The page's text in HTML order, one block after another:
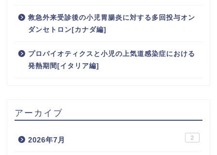
救急外来受診後の小児胃腸炎に対する多回投与オン
ダンセトロン[カナダ編]
プロバイオティクスと小児の上気道感染症における
発熱期間[イタリア編]
アーカイブ
2026年7月 2